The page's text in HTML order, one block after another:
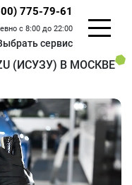
775-79-61
с 8:00 до 22:00
сервис
(ИСУЗУ) В МОСКВЕ